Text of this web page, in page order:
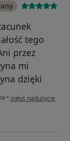
tego
przez
mi
dzięki
• w opinii użytkownika
zgłoś nadużycie